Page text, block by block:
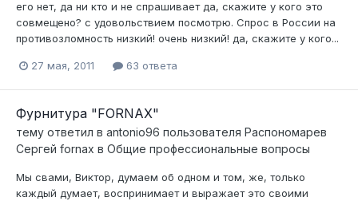
его нет, да ни кто и не спрашивает да, скажите у кого это
совмещено? с удовольствием посмотрю. Спрос в России на
противозломность низкий! очень низкий! да, скажите у кого...
27 мая, 2011 63 ответа
Фурнитура "FORNAX"
тему ответил в antonio96 пользователя Распономарев
Сергей fornax в Общие профессиональные вопросы
Мы свами, Виктор, думаем об одном и том, же, только
каждый думает, воспринимает и выражает это своими